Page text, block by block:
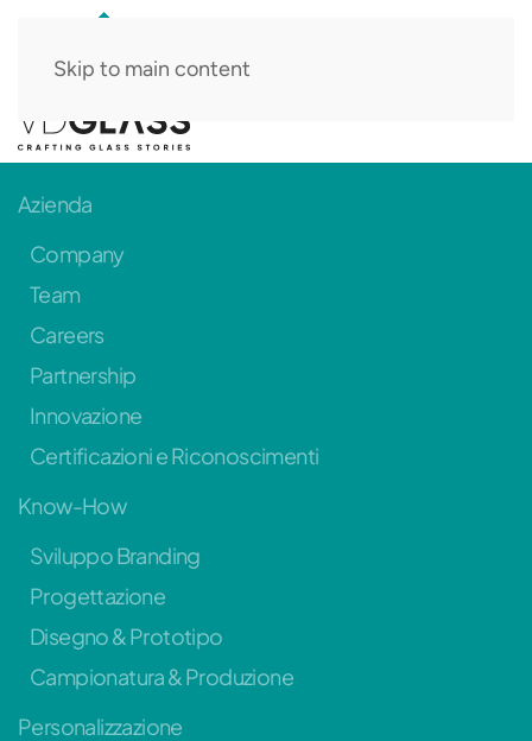
Skip to main content
IT
Azienda
Company
Team
Careers
Partnership
Innovazione
Certificazioni e Riconoscimenti
Know-How
Sviluppo Branding
Progettazione
Disegno & Prototipo
Campionatura & Produzione
Personalizzazione